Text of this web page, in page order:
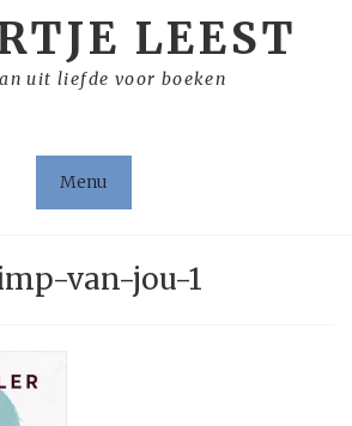
LEEST
uit liefde voor boeken
Menu
van-jou-1